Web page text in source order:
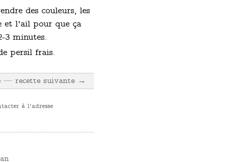
des couleurs, les
et l'ail pour que ça
3 minutes.
persil frais.
recette suivante →
à l'adresse